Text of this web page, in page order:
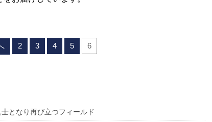
2 3 4 5 6
となり再び立つフィールド